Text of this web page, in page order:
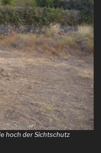
hoch der Sichtschutz